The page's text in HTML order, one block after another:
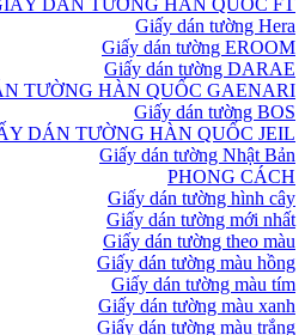
DÁN TƯỜNG HÀN QUỐC FT
Giấy dán tường Hera
Giấy dán tường EROOM
Giấy dán tường DARAE
TƯỜNG HÀN QUỐC GAENARI
Giấy dán tường BOS
DÁN TƯỜNG HÀN QUỐC JEIL
Giấy dán tường Nhật Bản
PHONG CÁCH
Giấy dán tường hình cây
Giấy dán tường mới nhất
Giấy dán tường theo màu
Giấy dán tường màu hồng
Giấy dán tường màu tím
Giấy dán tường màu xanh
Giấy dán tường màu trắng